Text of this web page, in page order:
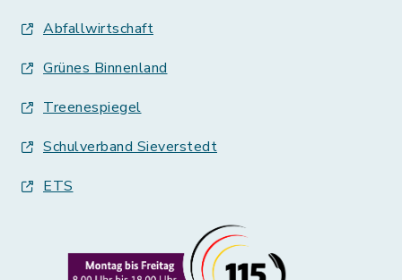
Abfallwirtschaft
Grünes Binnenland
Treenespiegel
Schulverband Sieverstedt
ETS